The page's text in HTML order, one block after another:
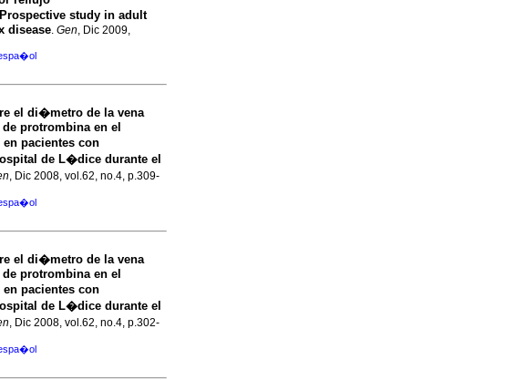
Prospective study in adult
disease. Gen, Dic 2009,
el di�metro de la vena
protrombina en el
pacientes con
de L�dice durante el
, Dic 2008, vol.62, no.4, p.309-
el di�metro de la vena
protrombina en el
pacientes con
de L�dice durante el
, Dic 2008, vol.62, no.4, p.302-